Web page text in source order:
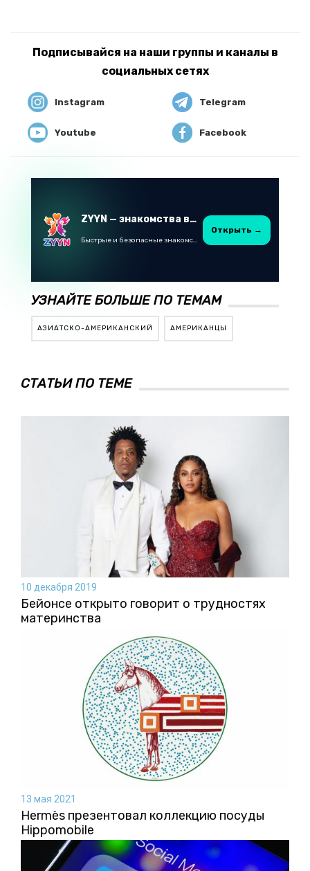
Подписывайся на наши группы и каналы в
социальных сетях
Instagram Telegram
Youtube Facebook
ZYYN — знакомства в Казахстане
Быстрые и безопасные знакомства в Telegram
Открыть →
УЗНАЙТЕ БОЛЬШЕ ПО ТЕМАМ
АЗИАТСКО-АМЕРИКАНСКИЙ АМЕРИКАНЦЫ
СТАТЬИ ПО ТЕМЕ
10 декабря 2019
Бейонсе открыто говорит о трудностях
материнства
13 мая 2021
Hermès презентовал коллекцию посуды
Hippomobile